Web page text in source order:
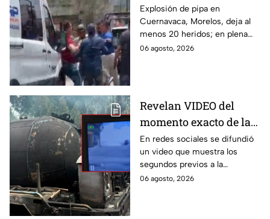
desesperación y el
llanto de un niño;
adultos desatan pelea
tras explosión de pipa
Explosión de pipa en
Cuernavaca, Morelos, deja al
menos 20 heridos; en plena
emergencia, dos hombres
06 agosto, 2026
Revelan VIDEO del
momento exacto de la
explosión de pipa de
gas en Cuernavaca,
Morelos
En redes sociales se difundió
un video que muestra los
segundos previos a la
explosión de una pipa de gas
06 agosto, 2026